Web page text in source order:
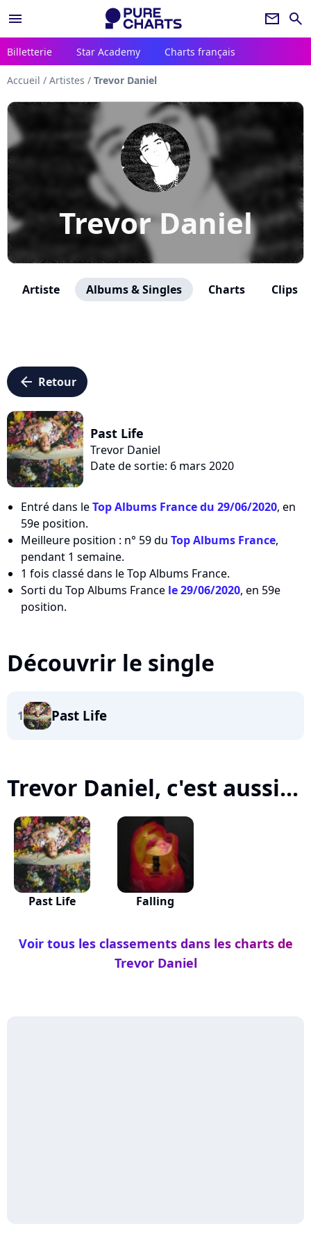
menu newsletter search
Billetterie Star Academy Charts français
Accueil / Artistes / Trevor Daniel
Trevor Daniel
Artiste Albums & Singles Charts Clips
arrow_left Retour
Past Life
Trevor Daniel
Date de sortie: 6 mars 2020
Entré dans leTop Albums France du 29/06/2020, en
59e position.
Meilleure position : n° 59 du Top Albums France,
pendant 1 semaine.
1 fois classé dans le Top Albums France.
Sorti du Top Albums France le 29/06/2020, en 59e
position.
Découvrir le single
1 Past Life
Trevor Daniel, c'est aussi...
Past Life Falling
Voir tous les classements dans les charts de
Trevor Daniel